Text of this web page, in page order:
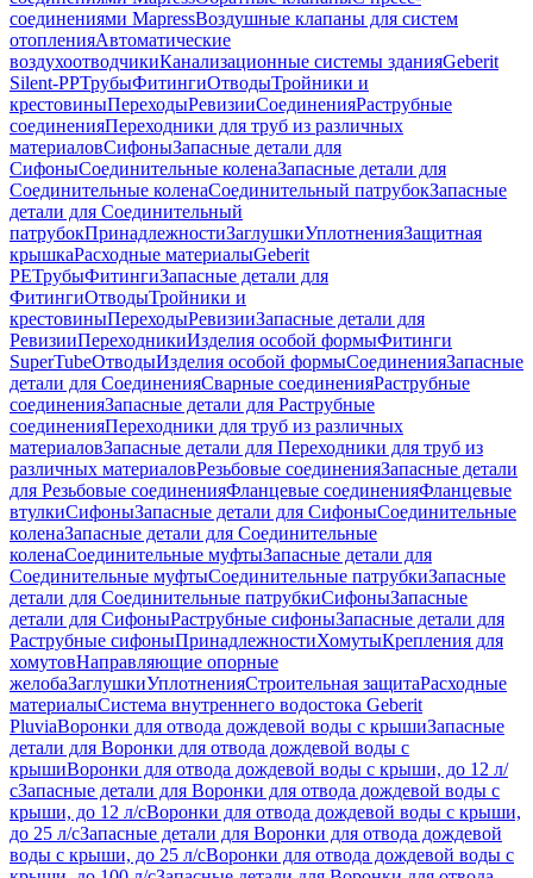
соединениями MapressВоздушные клапаны для систем
отопленияАвтоматические
воздухоотводчикиКанализационные системы зданияGeberit
Silent-PPТрубыФитингиОтводыТройники и
крестовиныПереходыРевизииСоединенияРаструбные
соединенияПереходники для труб из различных
материаловСифоныЗапасные детали для
СифоныСоединительные коленаЗапасные детали для
Соединительные коленаСоединительный патрубокЗапасные
детали для Соединительный
патрубокПринадлежностиЗаглушкиУплотненияЗащитная
крышкаРасходные материалыGeberit
PEТрубыФитингиЗапасные детали для
ФитингиОтводыТройники и
крестовиныПереходыРевизииЗапасные детали для
РевизииПереходникиИзделия особой формыФитинги
SuperTubeОтводыИзделия особой формыСоединенияЗапасные
детали для СоединенияСварные соединенияРаструбные
соединенияЗапасные детали для Раструбные
соединенияПереходники для труб из различных
материаловЗапасные детали для Переходники для труб из
различных материаловРезьбовые соединенияЗапасные детали
для Резьбовые соединенияФланцевые соединенияФланцевые
втулкиСифоныЗапасные детали для СифоныСоединительные
коленаЗапасные детали для Соединительные
коленаСоединительные муфтыЗапасные детали для
Соединительные муфтыСоединительные патрубкиЗапасные
детали для Соединительные патрубкиСифоныЗапасные
детали для СифоныРаструбные сифоныЗапасные детали для
Раструбные сифоныПринадлежностиХомутыКрепления для
хомутовНаправляющие опорные
желобаЗаглушкиУплотненияСтроительная защитаРасходные
материалыСистема внутреннего водостока Geberit
PluviaВоронки для отвода дождевой воды с крышиЗапасные
детали для Воронки для отвода дождевой воды с
крышиВоронки для отвода дождевой воды с крыши, до 12 л/
сЗапасные детали для Воронки для отвода дождевой воды с
крыши, до 12 л/сВоронки для отвода дождевой воды с крыши,
до 25 л/сЗапасные детали для Воронки для отвода дождевой
воды с крыши, до 25 л/сВоронки для отвода дождевой воды с